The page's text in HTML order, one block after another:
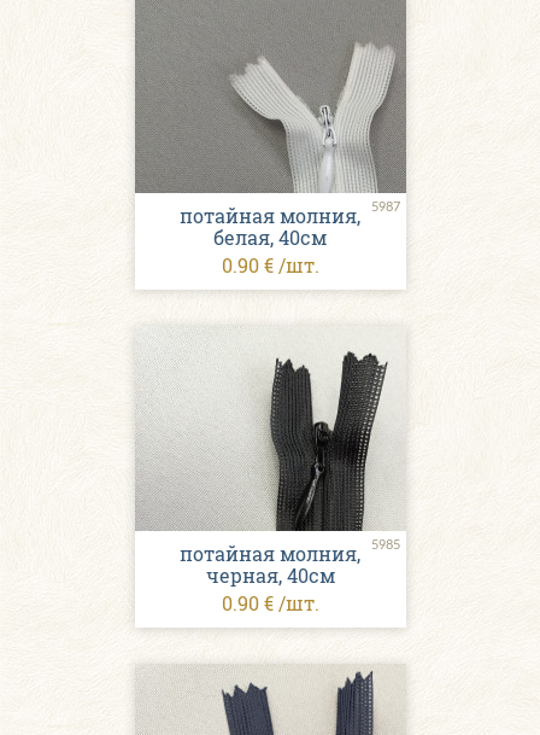
5987
потайная молния,
белая, 40см
0.90 € /шт.
5985
потайная молния,
черная, 40см
0.90 € /шт.